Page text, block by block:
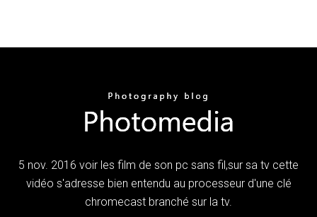
5 nov. 2016 voir les film de son pc sans fil,sur sa tv cette
vidéo s'adresse bien entendu au processeur d'une clé
chromecast branché sur la tv.